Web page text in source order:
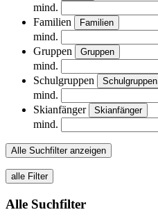
mind.
Familien
Familien
mind.
Gruppen
Gruppen
mind.
Schulgruppen
Schulgruppen
mind.
Skianfänger
Skianfänger
mind.
Alle Suchfilter anzeigen
alle Filter
Alle Suchfilter